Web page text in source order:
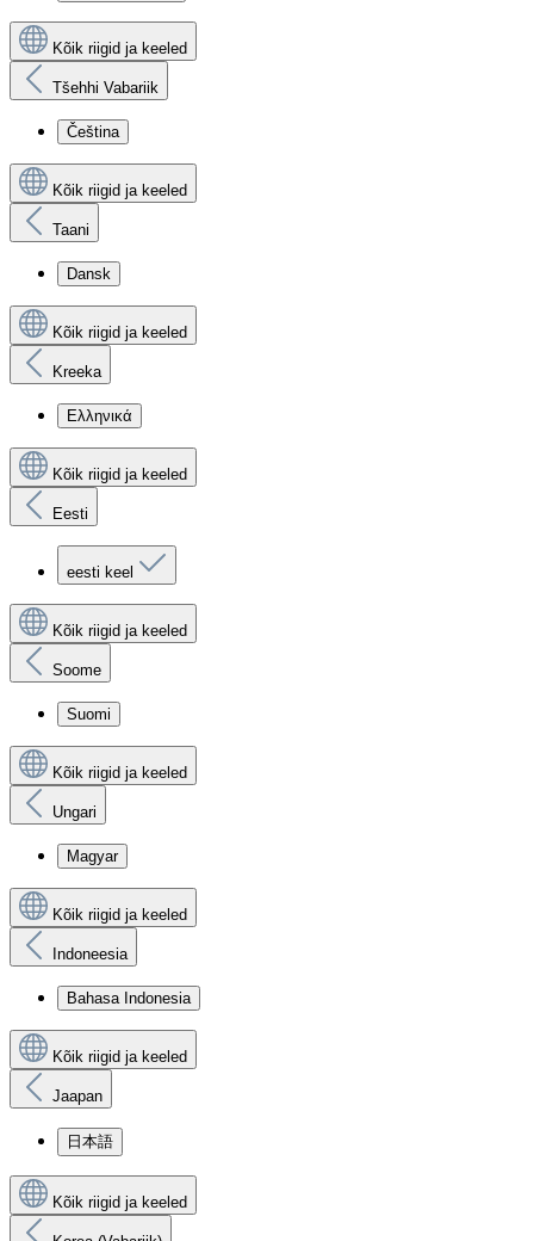
Kõik riigid ja keeled
Tšehhi Vabariik
Čeština
Kõik riigid ja keeled
Taani
Dansk
Kõik riigid ja keeled
Kreeka
Ελληνικά
Kõik riigid ja keeled
Eesti
eesti keel
Kõik riigid ja keeled
Soome
Suomi
Kõik riigid ja keeled
Ungari
Magyar
Kõik riigid ja keeled
Indoneesia
Bahasa Indonesia
Kõik riigid ja keeled
Jaapan
日本語
Kõik riigid ja keeled